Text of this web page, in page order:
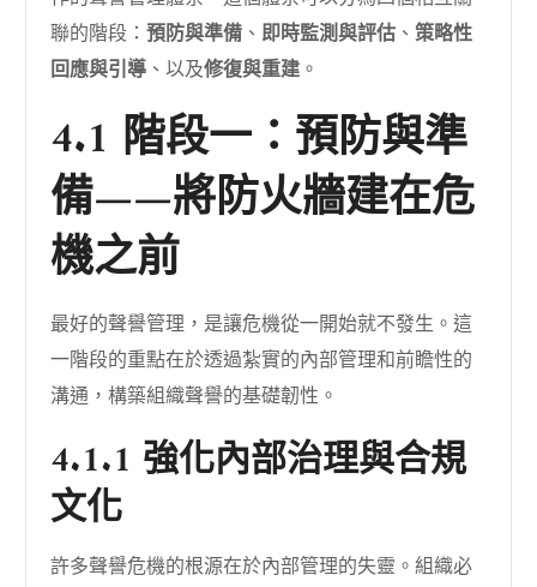
聯的階段：預防與準備 、 即時監測與評估 、策略性
回應與引導 、以及修復與重建 。
4.1 階段一：預防與準
備——將防火牆建在危
機之前
最好的聲譽管理，是讓危機從一開始就不發生。這
一階段的重點在於透過紮實的內部管理和前瞻性的
溝通，構築組織聲譽的基礎韌性。
4.1.1 強化內部治理與合規
文化
許多聲譽危機的根源在於內部管理的失靈。組織必